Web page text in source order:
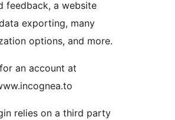
feedback, a website
exporting, many
options, and more.
an account at
relies on a third party